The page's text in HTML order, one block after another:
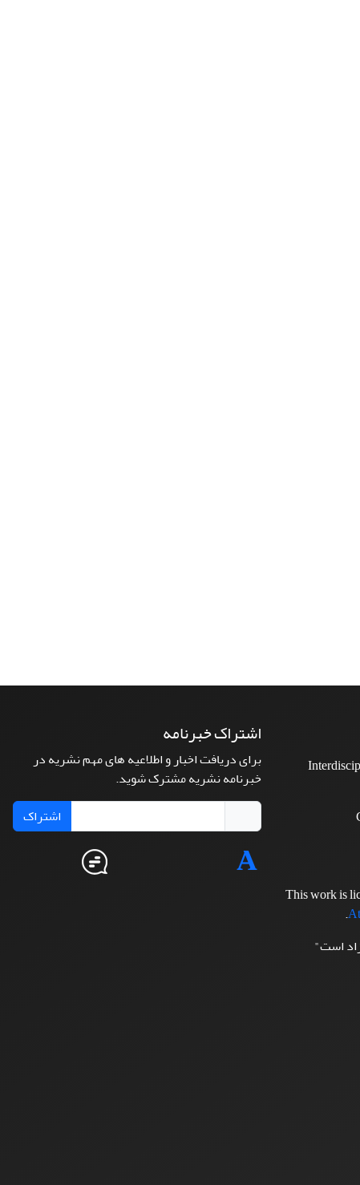
This work is
.
است"
اشتراک خبرنامه
برای دریافت اخبار و اطلاعیه های مهم نشریه در
خبرنامه نشریه مشترک شوید.
اشتراک